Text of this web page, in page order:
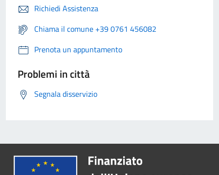
Richiedi Assistenza
Chiama il comune +39 0761 456082
Prenota un appuntamento
Problemi in città
Segnala disservizio